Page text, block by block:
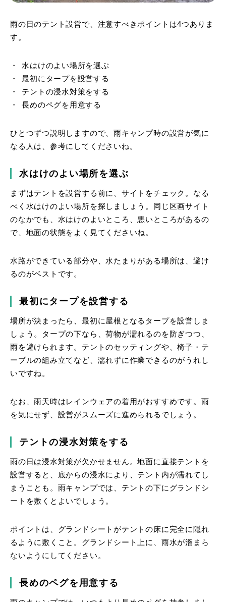
雨の日のテント設営で、注意すべきポイントは4つありま
す。
水はけのよい場所を選ぶ
最初にタープを設営する
テントの浸水対策をする
長めのペグを用意する
ひとつずつ説明しますので、雨キャンプ時の設営が気に
なる人は、参考にしてくださいね。
水はけのよい場所を選ぶ
まずはテントを設営する前に、サイトをチェック。なる
べく水はけのよい場所を探しましょう。同じ区画サイト
のなかでも、水はけのよいところ、悪いところがあるの
で、地面の状態をよく見てくださいね。
水路ができている部分や、水たまりがある場所は、避け
るのがベストです。
最初にタープを設営する
場所が決まったら、最初に屋根となるタープを設営しま
しょう。タープの下なら、荷物が濡れるのを防ぎつつ、
雨を避けられます。テントのセッティングや、椅子・テ
ーブルの組み立てなど、濡れずに作業できるのがうれし
いですね。
なお、雨天時はレインウェアの着用がおすすめです。雨
を気にせず、設営がスムーズに進められるでしょう。
テントの浸水対策をする
雨の日は浸水対策が欠かせません。地面に直接テントを
設営すると、底からの浸水により、テント内が濡れてし
まうことも。雨キャンプでは、テントの下にグランドシ
ートを敷くとよいでしょう。
ポイントは、グランドシートがテントの床に完全に隠れ
るように敷くこと。グランドシート上に、雨水が溜まら
ないようにしてください。
長めのペグを用意する